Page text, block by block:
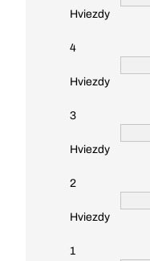
Hviezdy
4
Hviezdy
3
Hviezdy
2
Hviezdy
1